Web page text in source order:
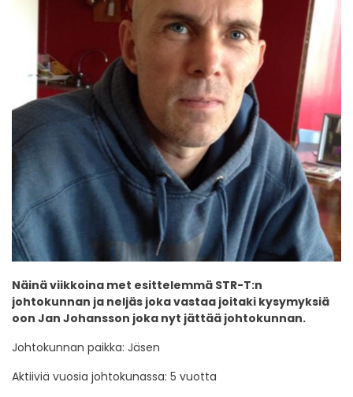
Näinä viikkoina met esittelemmä STR-T:n
johtokunnan ja neljäs joka vastaa joitaki kysymyksiä
oon Jan Johansson joka nyt jättää johtokunnan.
Johtokunnan paikka: Jäsen
Aktiiviä vuosia johtokunassa: 5 vuotta